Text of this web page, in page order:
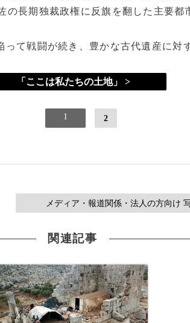
の長期独裁政権に反旗を翻した主要都
て戦闘が続き、豊かな古代遺産に対
「ここは私たちの土地」 >
1 2
メディア・報道関係・法人の方向け
関連記事